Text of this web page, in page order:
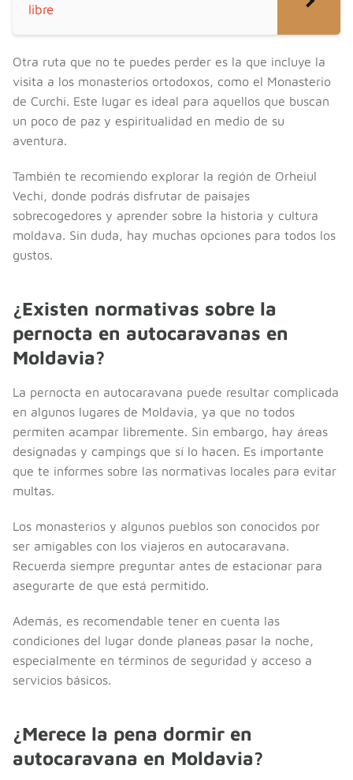
libre
Otra ruta que no te puedes perder es la que incluye la
visita a los monasterios ortodoxos, como el Monasterio
de Curchi. Este lugar es ideal para aquellos que buscan
un poco de paz y espiritualidad en medio de su
aventura.
También te recomiendo explorar la región de Orheiul
Vechi, donde podrás disfrutar de paisajes
sobrecogedores y aprender sobre la historia y cultura
moldava. Sin duda, hay muchas opciones para todos los
gustos.
¿Existen normativas sobre la
pernocta en autocaravanas en
Moldavia?
La pernocta en autocaravana puede resultar complicada
en algunos lugares de Moldavia, ya que no todos
permiten acampar libremente. Sin embargo, hay áreas
designadas y campings que sí lo hacen. Es importante
que te informes sobre las normativas locales para evitar
multas.
Los monasterios y algunos pueblos son conocidos por
ser amigables con los viajeros en autocaravana.
Recuerda siempre preguntar antes de estacionar para
asegurarte de que está permitido.
Además, es recomendable tener en cuenta las
condiciones del lugar donde planeas pasar la noche,
especialmente en términos de seguridad y acceso a
servicios básicos.
¿Merece la pena dormir en
autocaravana en Moldavia?